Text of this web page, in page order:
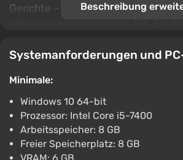
Gerichte – von klassischem Steak
auch zum Beispiel „seltsame Pilze“
und Gestaltung des eigenen Lagers.
unterstützt sowohl öffentliche als
Lobbys, in denen man einfach am
plaudern oder in entspannenden
konkurrieren kann.
Beschreibung
Systemanforderungen und
Minimale:
Windows 10 64-bit
Prozessor: Intel Core i5-7400
Arbeitsspeicher: 8 GB
Freier Speicherplatz: 8 GB